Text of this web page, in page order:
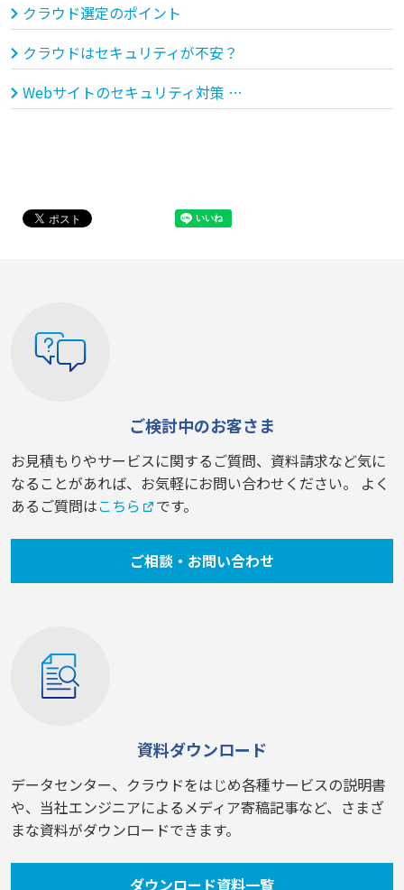
クラウド選定のポイント
クラウドはセキュリティが不安？
Webサイトのセキュリティ対策 段階別の対処法まるわかり
ご検討中のお客さま
お見積もりやサービスに関するご質問、資料請求など気に
なることがあれば、お気軽にお問い合わせください。 よく
あるご質問はこちら です。
ご相談・お問い合わせ
資料ダウンロード
データセンター、クラウドをはじめ各種サービスの説明書
や、当社エンジニアによるメディア寄稿記事など、さまざ
まな資料がダウンロードできます。
ダウンロード資料一覧